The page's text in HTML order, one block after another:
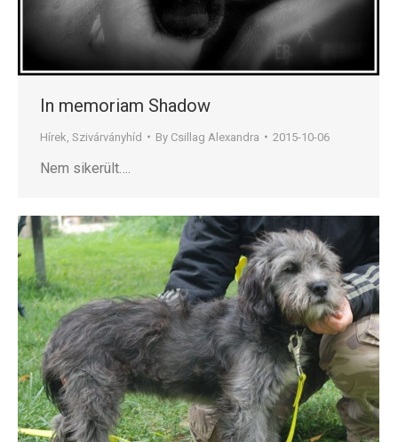
In memoriam Shadow
Hírek Szivárványhíd By Csillag Alexandra 2015-10-06
Nem sikerült….